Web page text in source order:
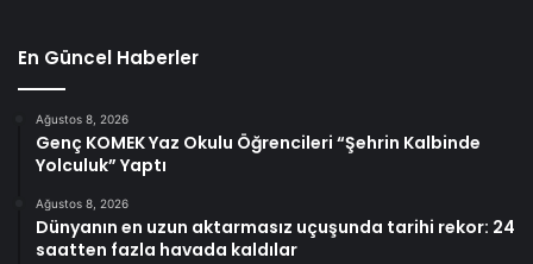
En Güncel Haberler
Ağustos 8, 2026
Genç KOMEK Yaz Okulu Öğrencileri “Şehrin Kalbinde
Yolculuk” Yaptı
Ağustos 8, 2026
Dünyanın en uzun aktarmasız uçuşunda tarihi rekor: 24
saatten fazla havada kaldılar